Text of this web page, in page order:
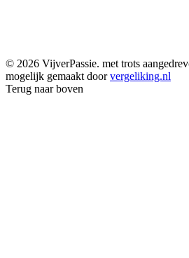
© 2026 VijverPassie. met trots
mogelijk gemaakt doorvergeliking.nl
Terug naar boven